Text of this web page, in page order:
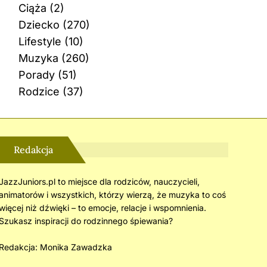
Ciąża (2)
Dziecko (270)
Lifestyle (10)
Muzyka (260)
Porady(51)
Rodzice (37)
Redakcja
to miejsce dla rodziców, nauczycieli,
i wszystkich, którzy wierzą, że muzyka to coś
niż dźwięki – to emocje, relacje i wspomnienia.
inspiracji do rodzinnego śpiewania?
Monika Zawadzka